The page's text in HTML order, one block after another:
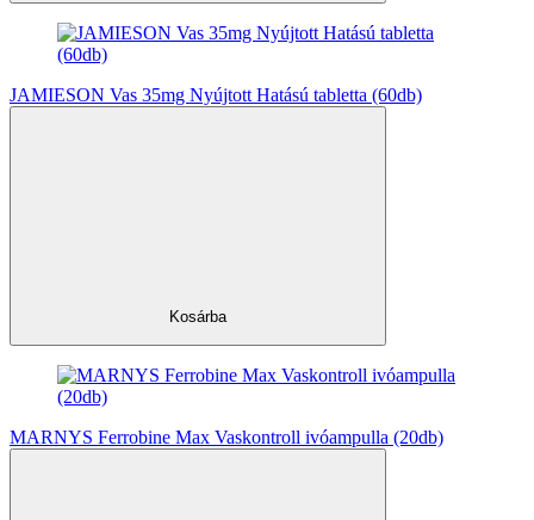
JAMIESON Vas 35mg Nyújtott Hatású tabletta (60db)
Kosárba
MARNYS Ferrobine Max Vaskontroll ivóampulla (20db)